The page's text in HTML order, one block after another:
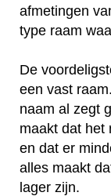
afmetingen
type raam
De
een vast
naam al zegt
maakt dat het
en dat er
alles maakt
lager zijn.